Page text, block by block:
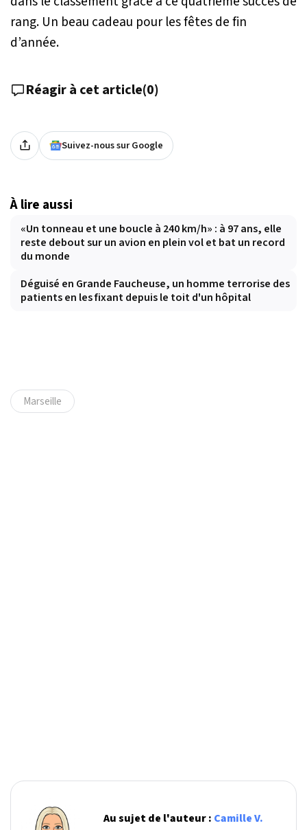
rang. Un beau cadeau pour les fêtes de fin
d’année.
Réagir à cet article(0)
Suivez-nous sur Google
À lire aussi
«Un tonneau et une boucle à 240 km/h» : à 97 ans, elle
reste debout sur un avion en plein vol et bat un record
du monde
Déguisé en Grande Faucheuse, un homme terrorise des
patients en les fixant depuis le toit d'un hôpital
Marseille
Au sujet de l'auteur : Camille V.